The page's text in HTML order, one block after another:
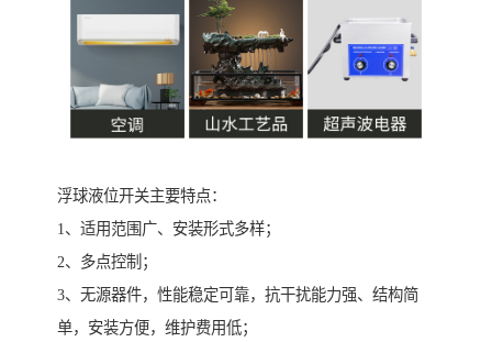
浮球液位开关主要特点：
1、适用范围广、安装形式多样；
2、多点控制；
3、无源器件，性能稳定可靠，抗干扰能力强、结构简
单，安装方便，维护费用低；